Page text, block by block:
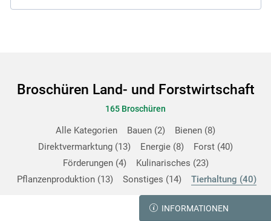
Broschüren Land- und Forstwirtschaft
165 Broschüren
Alle Kategorien Bauen 2 Bienen 8
Direktvermarktung 13 Energie 8 Forst 40
Förderungen 4 Kulinarisches 23
Pflanzenproduktion 13 Sonstiges 14 Tierhaltung 40
INFORMATIONEN